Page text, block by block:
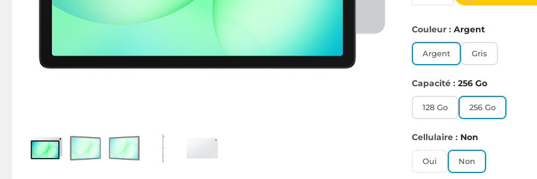
Couleur : Argent
Argent Gris
Capacité : 256 Go
128 Go 256 Go
Cellulaire : Non
Oui Non